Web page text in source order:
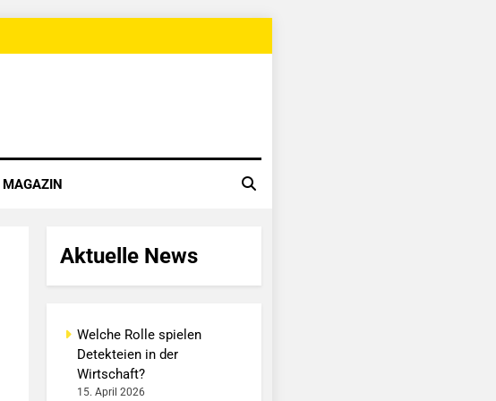
MAGAZIN
Aktuelle News
Welche Rolle spielen
Detekteien in der
Wirtschaft?
15. April 2026